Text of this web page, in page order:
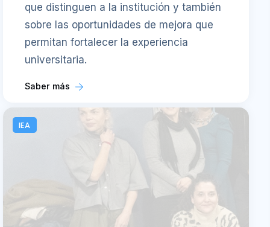
que distinguen a la institución y también
sobre las oportunidades de mejora que
permitan fortalecer la experiencia
universitaria.
Saber más
IEA